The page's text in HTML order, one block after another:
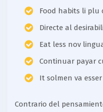
Food habits li plu
Directe al
Eat less nov
Continuar payar
It solmen va esser
Contrario del